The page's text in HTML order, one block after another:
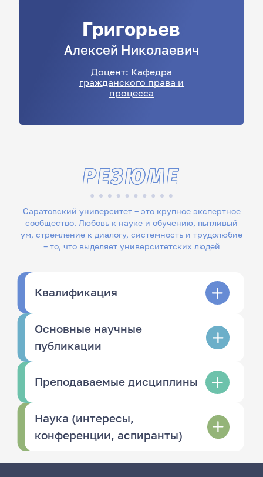
Григорьев
Алексей Николаевич
Доцент: Кафедра
гражданского права и
процесса
Саратовский университет – это крупное экспертное
сообщество. Любовь к науке и обучению, пытливый
ум, стремление к диалогу, системность и трудолюбие
– то, что выделяет университетских людей
РЕЗЮМЕ
Квалификация
Основные научные
публикации
Преподаваемые дисциплины
Наука (интересы,
конференции, аспиранты)